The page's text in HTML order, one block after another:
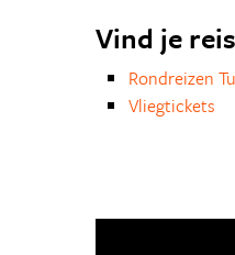
Vind je
Rondreizen
Vliegtickets